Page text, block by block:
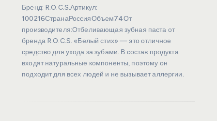
Бренд: R.O.C.S.Артикул:
100216СтранаРоссияОбъем74От
производителя:Отбеливающая зубная паста от
бренда R.O.C.S. «Белый стих» — это отличное
средство для ухода за зубами. В состав продукта
входят натуральные компоненты, поэтому он
подходит для всех людей и не вызывает аллергии.